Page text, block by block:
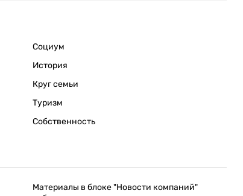
Социум
История
Круг семьи
Туризм
Собственность
Материалы в блоке "Новости компаний"